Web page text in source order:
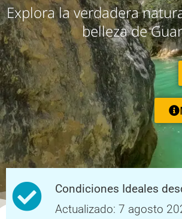
Explora la verdadera
belleza de
Condiciones Ideales
Actualizado: 7 agosto
Condiciones Ideales
Actualizado: 7 agosto